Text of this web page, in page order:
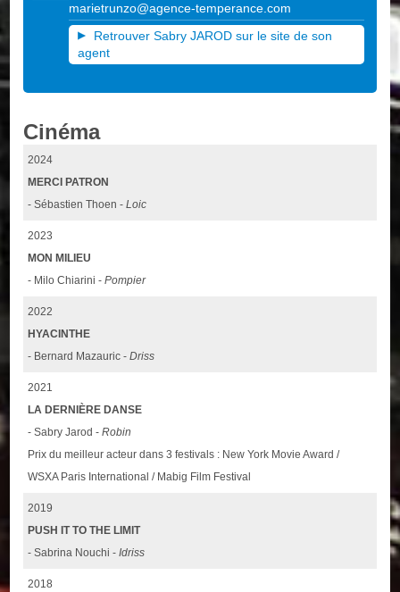
marietrunzo@agence-temperance.com
Retrouver Sabry JAROD sur le site de son
agent
Cinéma
2024
MERCI PATRON
- Sébastien Thoen -Loic
2023
MON MILIEU
- Milo Chiarini -Pompier
2022
HYACINTHE
- Bernard Mazauric -Driss
2021
LA DERNIÈRE DANSE
- Sabry Jarod -Robin
Prix du meilleur acteur dans 3 festivals : New York Movie Award /
WSXA Paris International / Mabig Film Festival
2019
PUSH IT TO THE LIMIT
- Sabrina Nouchi -Idriss
2018